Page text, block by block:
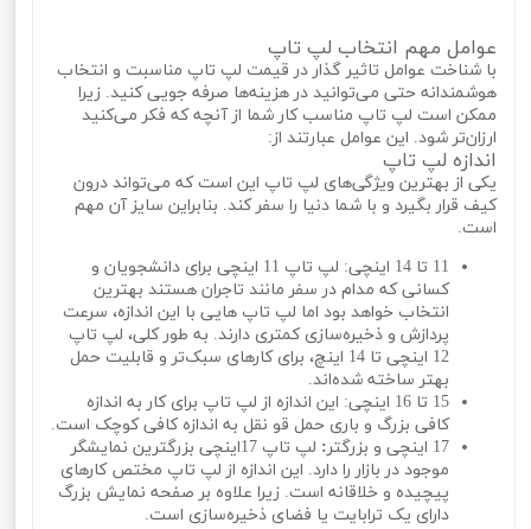
عوامل مهم انتخاب لپ تاپ
با شناخت عوامل تاثیر گذار در قیمت لپ تاپ مناسبت و انتخاب
هوشمندانه حتی می‌توانید در هزینه‌ها صرفه جویی کنید. زیرا
ممکن است لپ تاپ مناسب کار شما از آنچه که فکر می‌کنید
ارزان‌تر شود. این عوامل عبارتند از:
اندازه لپ تاپ
یکی از بهترین ویژگی‌های لپ تاپ این است که می‌تواند درون
کیف قرار بگیرد و با شما دنیا را سفر کند. بنابراین سایز آن مهم
است.
11 تا 14 اینچی: لپ تاپ 11 اینچی برای دانشجویان و
کسانی که مدام در سفر مانند تاجران هستند بهترین
انتخاب خواهد بود اما لپ تاپ هایی با این اندازه، سرعت
پردازش و ذخیره‌سازی کمتری دارند. به طور کلی، لپ تاپ
12 اینچی تا 14 اینچ، برای کارهای سبک‌تر و قابلیت حمل
بهتر ساخته شده‌اند.
15 تا 16 اینچی: این اندازه از لپ تاپ برای کار به اندازه
کافی بزرگ و باری حمل‌ قو‌ نقل به اندازه کافی کوچک است.
17 اینچی و بزرگتر
:
لپ تاپ 17اینچی بزرگترین نمایشگر
موجود در بازار را دارد. این اندازه از لپ تاپ مختص کارهای
پیچیده و خلاقانه است. زیرا علاوه بر صفحه نمایش بزرگ
دارای یک ترابایت یا فضای ذخیره‌سازی است.